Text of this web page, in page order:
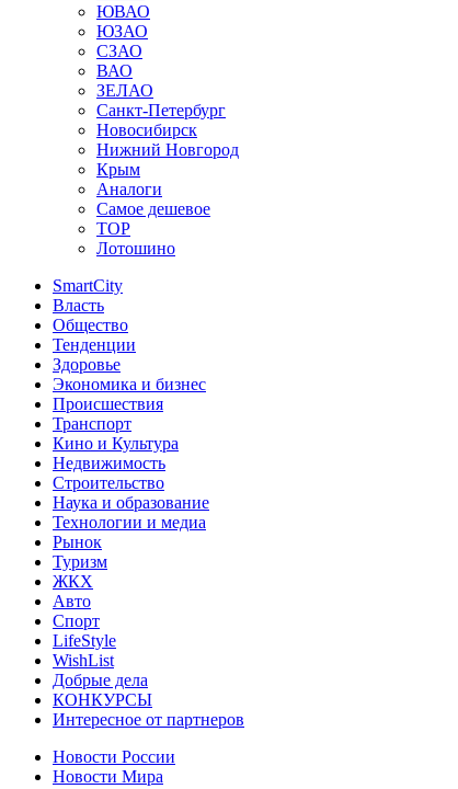
ЮВАО
ЮЗАО
СЗАО
ВАО
ЗЕЛАО
Санкт-Петербург
Новосибирск
Нижний Новгород
Крым
Аналоги
Самое дешевое
TOP
Лотошино
SmartCity
Власть
Общество
Тенденции
Здоровье
Экономика и бизнес
Происшествия
Транспорт
Кино и Культура
Недвижимость
Строительство
Наука и образование
Технологии и медиа
Рынок
Туризм
ЖКХ
Авто
Спорт
LifeStyle
WishList
Добрые дела
КОНКУРСЫ
Интересное от партнеров
Новости России
Новости Мира